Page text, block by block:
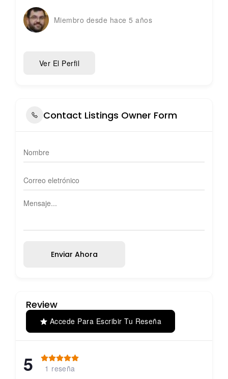
Miembro desde hace 5 años
Ver El Perfil
Contact Listings Owner Form
Enviar Ahora
Review
Accede Para Escribir Tu Reseña
5 1 reseña